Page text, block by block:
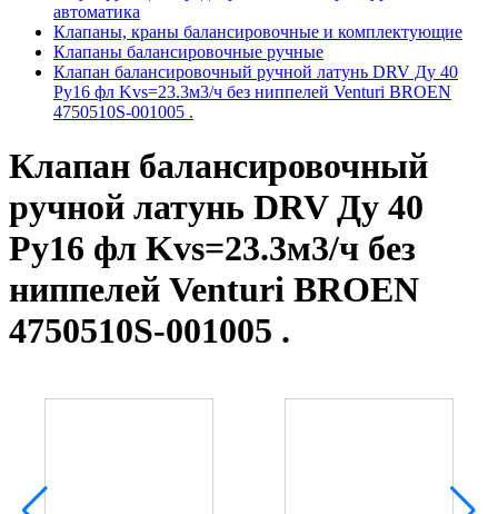
автоматика
Клапаны, краны балансировочные и комплектующие
Клапаны балансировочные ручные
Клапан балансировочный ручной латунь DRV Ду 40
Ру16 фл Kvs=23.3м3/ч без ниппелей Venturi BROEN
4750510S-001005 .
Клапан балансировочный
ручной латунь DRV Ду 40
Ру16 фл Kvs=23.3м3/ч без
ниппелей Venturi BROEN
4750510S-001005 .